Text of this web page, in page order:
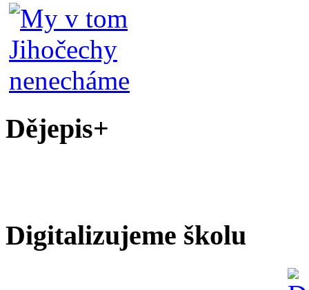
Dějepis+
Digitalizujeme školu